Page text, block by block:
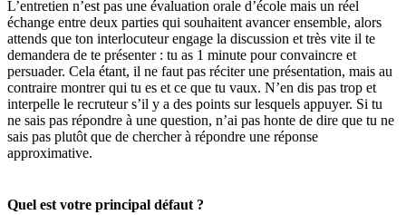
L’entretien n’est pas une évaluation orale d’école mais un réel
échange entre deux parties qui souhaitent avancer ensemble, alors
attends que ton interlocuteur engage la discussion et très vite il te
demandera de te présenter : tu as 1 minute pour convaincre et
persuader. Cela étant, il ne faut pas réciter une présentation, mais au
contraire montrer qui tu es et ce que tu vaux. N’en dis pas trop et
interpelle le recruteur s’il y a des points sur lesquels appuyer. Si tu
ne sais pas répondre à une question, n’ai pas honte de dire que tu ne
sais pas plutôt que de chercher à répondre une réponse
approximative.
Quel est votre principal défaut ?